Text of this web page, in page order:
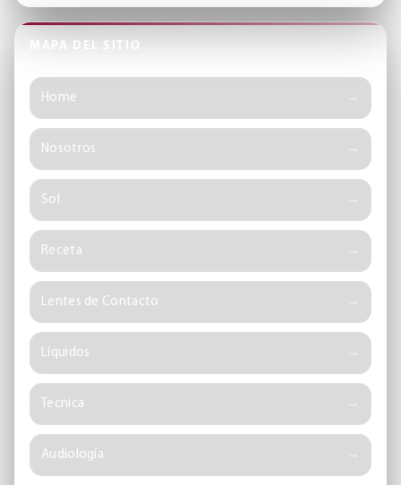
MAPA DEL SITIO
Home
Nosotros
Sol
Receta
Lentes de Contacto
Líquidos
Tecnica
Audiología